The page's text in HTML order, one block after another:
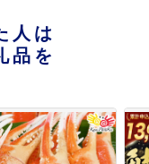
人は
品を